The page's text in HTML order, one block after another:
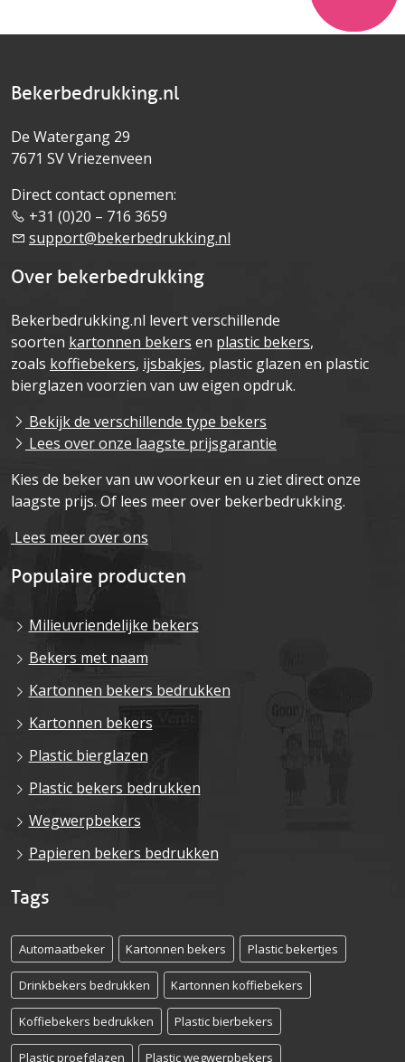
Bekerbedrukking.nl
De Watergang 29
7671 SV Vriezenveen
Direct contact opnemen:
+31 (0)20 – 716 3659
support@bekerbedrukking.nl
Over bekerbedrukking
Bekerbedrukking.nl levert verschillende
soorten kartonnen bekers en plastic bekers,
zoals koffiebekers, ijsbakjes, plastic glazen en plastic
bierglazen voorzien van uw eigen opdruk.
Bekijk de verschillende type bekers
Lees over onze laagste prijsgarantie
Kies de beker van uw voorkeur en u ziet direct onze
laagste prijs. Of lees meer over bekerbedrukking.
Lees meer over ons
Populaire producten
Milieuvriendelijke bekers
Bekers met naam
Kartonnen bekers bedrukken
Kartonnen bekers
Plastic bierglazen
Plastic bekers bedrukken
Wegwerpbekers
Papieren bekers bedrukken
Tags
Automaatbeker Kartonnen bekers Plastic bekertjes
Drinkbekers bedrukken Kartonnen koffiebekers
Koffiebekers bedrukken Plastic bierbekers
Plastic proefglazen Plastic wegwerpbekers